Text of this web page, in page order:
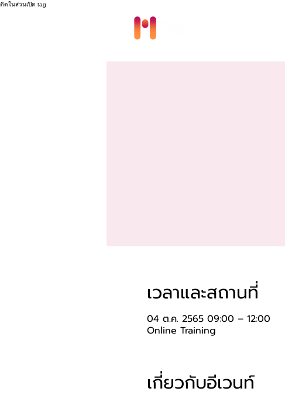
ติดในส่วนเปิด tag
เวลาและสถานที่
04 ต.ค. 2565 09:00 – 12:00
Online Training
เกี่ยวกับอีเวนท์